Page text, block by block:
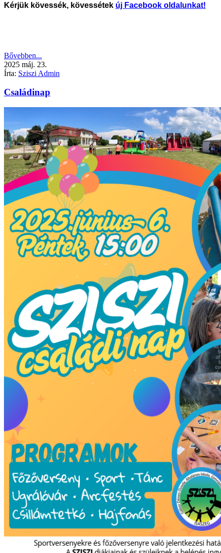
Kérjük kövessék, kövessétek új Facebook oldalunkat!
Bővebben...
2025 máj. 23.
Írta: Sziszi Admin
Családinap